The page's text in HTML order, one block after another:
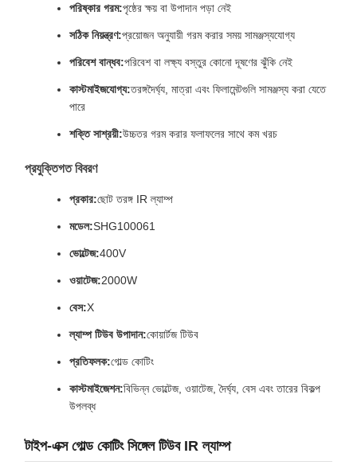
পরিষ্কার গরম:পৃষ্ঠের ক্ষয় বা উপাদান পড়া নেই
সঠিক নিয়ন্ত্রণ:প্রয়োজন অনুযায়ী গরম করার সময় সামঞ্জস্যযোগ্য
পরিবেশ বান্ধব:পরিবেশ বা লক্ষ্য বস্তুর কোনো দূষণের ঝুঁকি নেই
কাস্টমাইজযোগ্য:তরঙ্গদৈর্ঘ্য, মাত্রা এবং ফিলামেন্টগুলি সামঞ্জস্য করা যেতে
পারে
শক্তি সাশ্রয়ী:উচ্চতর গরম করার ফলাফলের সাথে কম খরচ
প্রযুক্তিগত বিবরণ
প্রকার:ছোট তরঙ্গ IR ল্যাম্প
মডেল:SHG100061
ভোল্টেজ:400V
ওয়াটেজ:2000W
বেস:X
ল্যাম্প টিউব উপাদান:কোয়ার্টজ টিউব
প্রতিফলক:গোল্ড কোটিং
কাস্টমাইজেশন:বিভিন্ন ভোল্টেজ, ওয়াটেজ, দৈর্ঘ্য, বেস এবং তারের বিকল্প
উপলব্ধ
টাইপ-এক্স গোল্ড কোটিং সিঙ্গেল টিউব IR ল্যাম্প